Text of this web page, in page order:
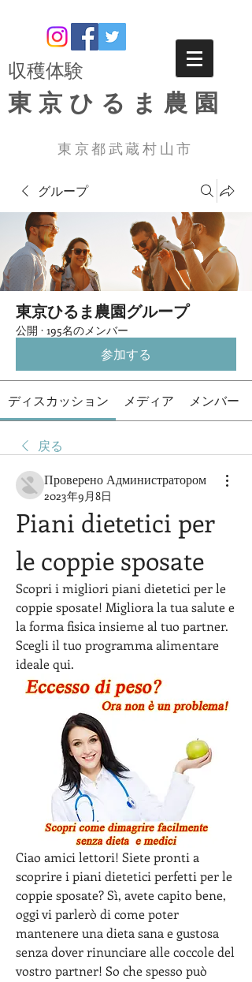
​収穫体験
東京ひるま農園
東京都武蔵村山市
グループ
東京ひるま農園グループ
公開 · 195名のメンバー
参加する
ディスカッション メディア メンバー
戻る
Проверено Администратором
2023年9月8日
Piani dietetici per
le coppie sposate
Scopri i migliori piani dietetici per le
coppie sposate! Migliora la tua salute e
la forma fisica insieme al tuo partner.
Scegli il tuo programma alimentare
ideale qui.
Ciao amici lettori! Siete pronti a
scoprire i piani dietetici perfetti per le
coppie sposate? Sì, avete capito bene,
oggi vi parlerò di come poter
mantenere una dieta sana e gustosa
senza dover rinunciare alle coccole del
vostro partner! So che spesso può